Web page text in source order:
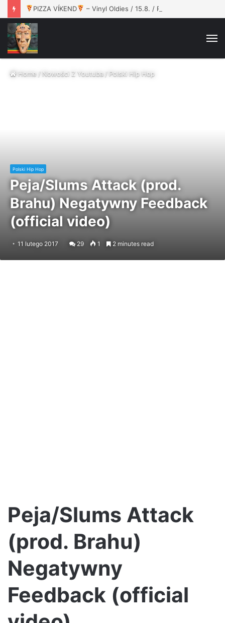
PIZZA VÍKEND – Vinyl Oldies / 15.8. / Rokáč Jablunkov
Home/Nowości Z Youtuba/Polski Hip Hop
Polski Hip Hop
Peja/Slums Attack (prod.
Brahu) Negatywny Feedback
(official video)
11 lutego 2017 29 1 2 minutes read
Peja/Slums Attack
(prod. Brahu)
Negatywny
Feedback (official